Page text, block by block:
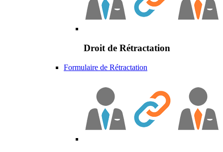
Droit de Rétractation
Formulaire de Rétractation